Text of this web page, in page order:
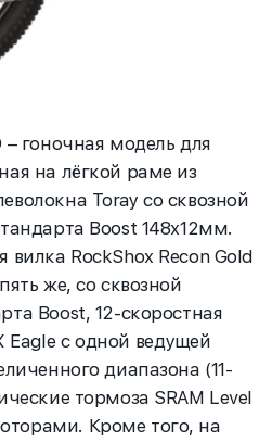
– гоночная модель для
на лёгкой раме из
Toray со сквозной
Boost 148x12мм.
вилка RockShox Recon Gold
же, со сквозной
Boost, 12-скоростная
Eagle с одной ведущей
диапазона (11-
тормоза SRAM Level
Кроме того, на